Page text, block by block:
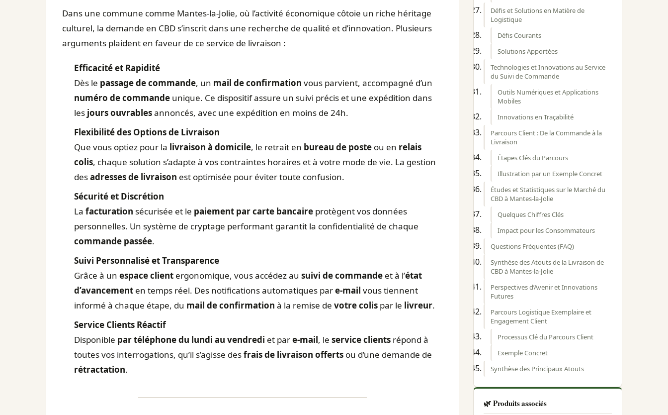
Dans une commune comme Mantes-la-Jolie, où l’activité économique côtoie un riche héritage
culturel, la demande en CBD s’inscrit dans une recherche de qualité et d’innovation. Plusieurs
arguments plaident en faveur de ce service de livraison :
Efficacité et Rapidité
Dès le passage de commande, un mail de confirmation vous parvient, accompagné d’un
numéro de commande unique. Ce dispositif assure un suivi précis et une expédition dans
les jours ouvrablesannoncés, avec une expédition en moins de 24h.
Flexibilité des Options de Livraison
Que vous optiez pour la livraison à domicile, le retrait en bureau de poste ou en relais
colis, chaque solution s’adapte à vos contraintes horaires et à votre mode de vie. La gestion
desadresses de livraison est optimisée pour éviter toute confusion.
Sécurité et Discrétion
La facturation sécurisée et le paiement par carte bancaire protègent vos données
personnelles. Un système de cryptage performant garantit la confidentialité de chaque
commande passée.
Suivi Personnalisé et Transparence
Grâce à un espace client ergonomique, vous accédez au suivi de commande et à l’état
d’avancement en temps réel. Des notifications automatiques pare-mail vous tiennent
informé à chaque étape, du mail de confirmation à la remise de votre colis par le livreur.
Service Clients Réactif
Disponible par téléphone du lundi au vendredi et pare-mail, le service clients répond à
toutes vos interrogations, qu’il s’agisse desfrais de livraison offerts ou d’une demande de
rétractation.
Défis et Solutions en Matière de
Logistique
Défis Courants
Solutions Apportées
Technologies et Innovations au Service
du Suivi de Commande
Outils Numériques et Applications
Mobiles
Innovations en Traçabilité
Parcours Client : De la Commande à la
Livraison
Étapes Clés du Parcours
Illustration par un Exemple Concret
Études et Statistiques sur le Marché du
CBD à Mantes-la-Jolie
Quelques Chiffres Clés
Impact pour les Consommateurs
Questions Fréquentes (FAQ)
Synthèse des Atouts de la Livraison de
CBD à Mantes-la-Jolie
Perspectives d’Avenir et Innovations
Futures
Parcours Logistique Exemplaire et
Engagement Client
Processus Clé du Parcours Client
Exemple Concret
Synthèse des Principaux Atouts
🌿 Produits associés